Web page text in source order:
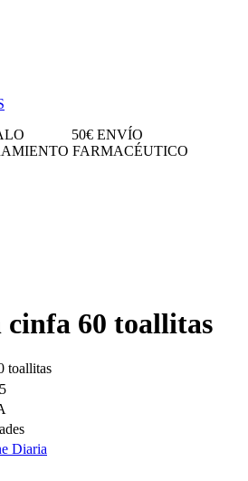
50€ ENVÍO
FARMACÉUTICO
cinfa 60 toallitas
Diaria